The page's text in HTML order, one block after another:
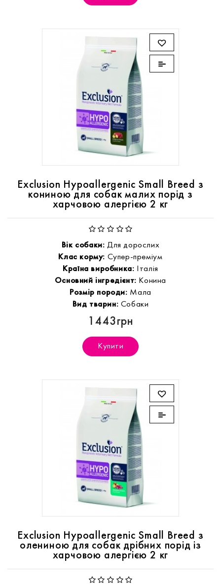
Exclusion Hypoallergenic Small Breed з
кониною для собак малих порід з
харчовою алергією 2 кг
Вік собаки: Для дорослих
Клас корму: Супер-преміум
Країна виробника: Італія
Основний інгредієнт: Конина
Розмір породи: Мала
Вид тварин: Собаки
1443грн
Купити
Exclusion Hypoallergenic Small Breed з
олениною для собак дрібних порід із
харчовою алергією 2 кг